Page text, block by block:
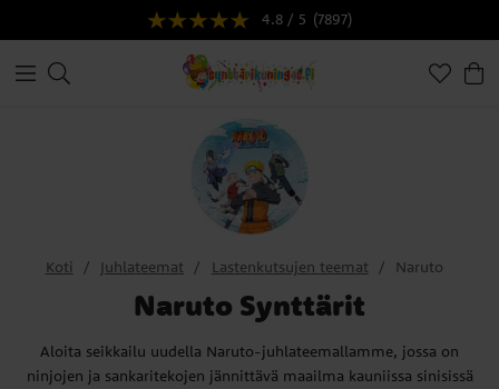
4.8 / 5 (7897)
Koti Juhlateemat Lastenkutsujen teemat Naruto
Naruto Synttärit
Aloita seikkailu uudella Naruto-juhlateemallamme, jossa on
ninjojen ja sankaritekojen jännittävä maailma kauniissa sinisissä